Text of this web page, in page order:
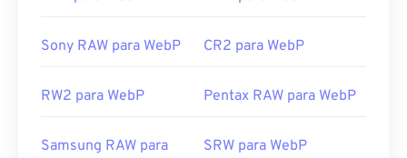
Sony RAW para WebP CR2 para WebP
RW2 para WebP Pentax RAW para WebP
Samsung RAW para
SRW para WebP